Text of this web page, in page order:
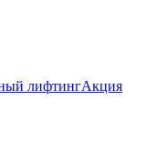
лифтингАкция